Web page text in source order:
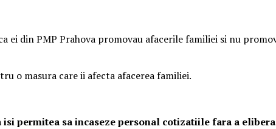
ei din PMP Prahova promovau afacerile familiei si nu
o masura care ii afecta afacerea familiei.
permitea sa incaseze personal cotizatiile fara a